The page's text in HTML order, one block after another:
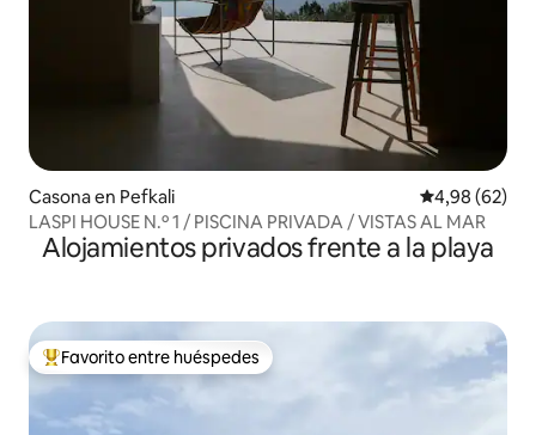
Casona en Pefkali Calificación
4,98 (62)
LASPI HOUSE N.º 1 / PISCINA PRIVADA / VISTAS AL MAR
Alojamientos privados frente a la playa
Favorito entre los huéspedes más destacados
Favorito entre huéspedes